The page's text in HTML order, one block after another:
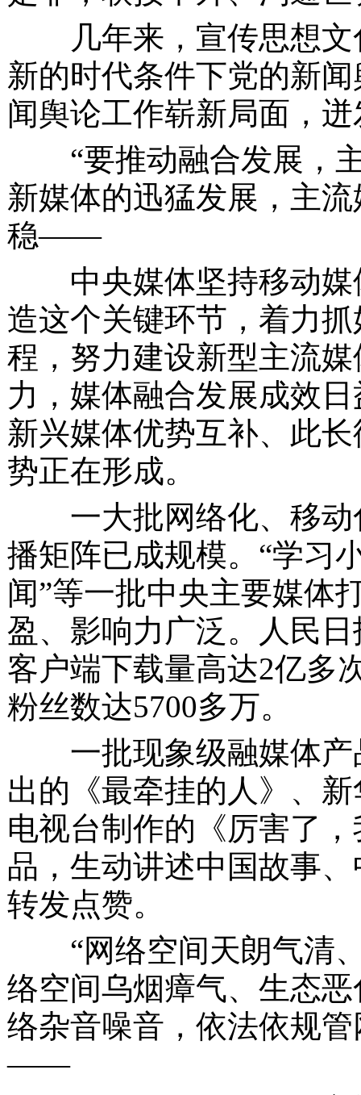
几年来，宣传思想文
新的时代条件下党的新
闻舆论工作崭新局面，
“要推动融合发展，
新媒体的迅猛发展，主
稳——
中央媒体坚持移动媒
造这个关键环节，着力抓
程，努力建设新型主流
力，媒体融合发展成效
新兴媒体优势互补、此
势正在形成。
一大批网络化、移动
播矩阵已成规模。 “学习
闻”等一批中央主要媒体
盈、影响力广泛。人民
客户端下载量高达2亿多
粉丝数达5700多万。
一批现象级融媒体产
出的《最牵挂的人》、
电视台制作的《厉害了
品，生动讲述中国故事
转发点赞。
“网络空间天朗气清
络空间乌烟瘴气、生态
络杂音噪音，依法依规
——